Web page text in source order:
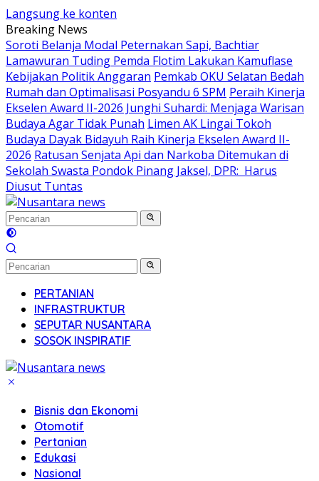
Langsung ke konten
Breaking News
Soroti Belanja Modal Peternakan Sapi, Bachtiar
Lamawuran Tuding Pemda Flotim Lakukan Kamuflase
Kebijakan Politik Anggaran Pemkab OKU Selatan Bedah
Rumah dan Optimalisasi Posyandu 6 SPM Peraih Kinerja
Ekselen Award II-2026 Junghi Suhardi: Menjaga Warisan
Budaya Agar Tidak Punah Limen AK Lingai Tokoh
Budaya Dayak Bidayuh Raih Kinerja Ekselen Award II-
2026 Ratusan Senjata Api dan Narkoba Ditemukan di
Sekolah Swasta Pondok Pinang Jaksel, DPR: Harus
Diusut Tuntas
PERTANIAN
INFRASTRUKTUR
SEPUTAR NUSANTARA
SOSOK INSPIRATIF
Bisnis dan Ekonomi
Otomotif
Pertanian
Edukasi
Nasional